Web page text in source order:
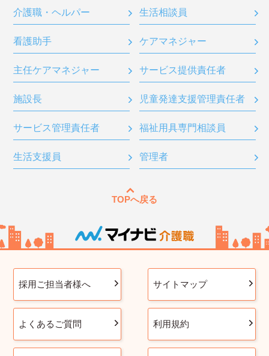
介護職・ヘルパー 生活相談員
看護助手 ケアマネジャー
主任ケアマネジャー サービス提供責任者
施設長 児童発達支援管理責任者
サービス管理責任者 福祉用具専門相談員
生活支援員 管理者
TOPへ戻る
採用ご担当者様へ サイトマップ
よくあるご質問 利用規約